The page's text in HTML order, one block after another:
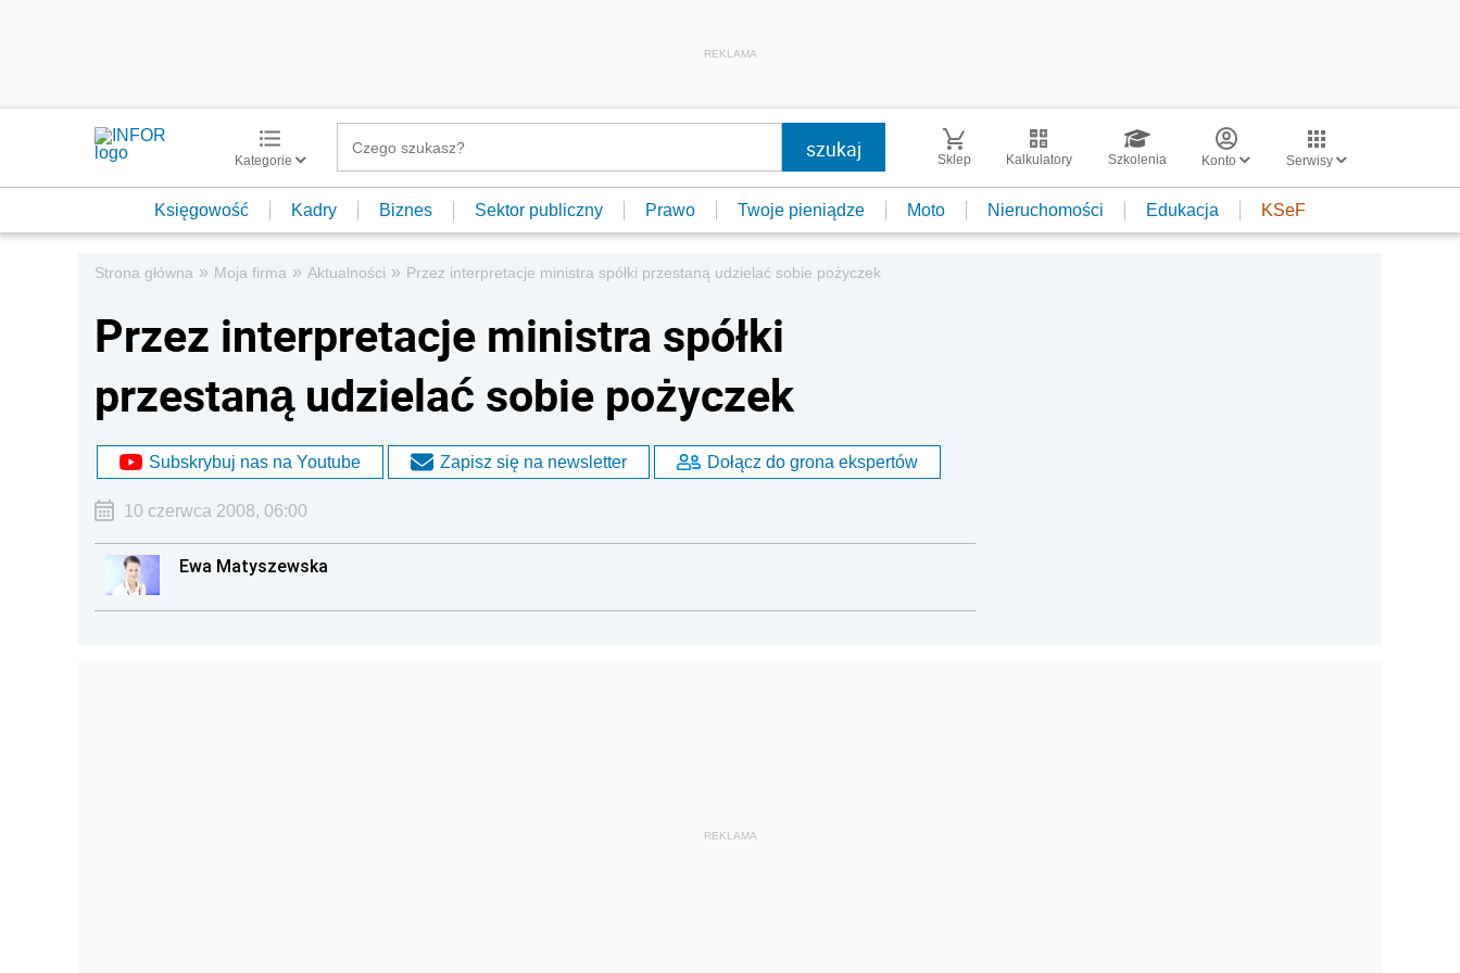
REKLAMA
Kategorie Sklep Kalkulatory Szkolenia Konto Serwisy
Księgowość Kadry Biznes Sektor publiczny Prawo Twoje pieniądze Moto Nieruchomości Edukacja KSeF
Strona główna » Moja firma » Aktualności » Przez interpretacje ministra spółki przestaną udzielać sobie pożyczek
Przez interpretacje ministra spółki
przestaną udzielać sobie pożyczek
Subskrybuj nas na Youtube Zapisz się na newsletter Dołącz do grona ekspertów
10 czerwca 2008, 06:00
Ewa Matyszewska